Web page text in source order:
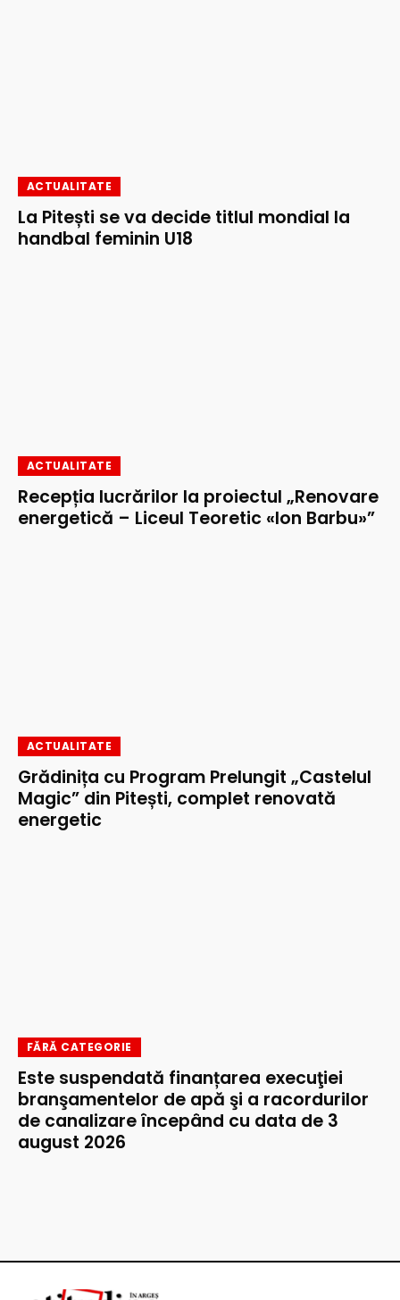
ACTUALITATE
La Pitești se va decide titlul mondial la
handbal feminin U18
ACTUALITATE
Recepția lucrărilor la proiectul „Renovare
energetică – Liceul Teoretic «Ion Barbu»”
ACTUALITATE
Grădinița cu Program Prelungit „Castelul
Magic” din Pitești, complet renovată
energetic
FĂRĂ CATEGORIE
Este suspendată finanțarea execuţiei
branşamentelor de apă şi a racordurilor
de canalizare începând cu data de 3
august 2026